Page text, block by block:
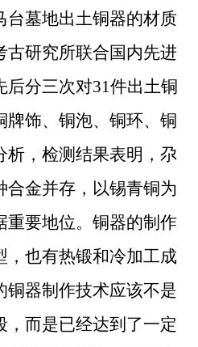
台墓地出土铜器的材质
古研究所联合国内先进
后分三次对31件出土铜
牌饰、铜泡、铜环、铜
析，检测结果表明，尕
合金并存，以锡青铜为
重要地位。铜器的制作
，也有热锻和冷加工成
铜器制作技术应该不是
，而是已经达到了一定